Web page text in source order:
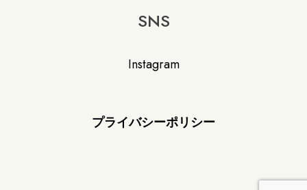
SNS
Instagram
プライバシーポリシー